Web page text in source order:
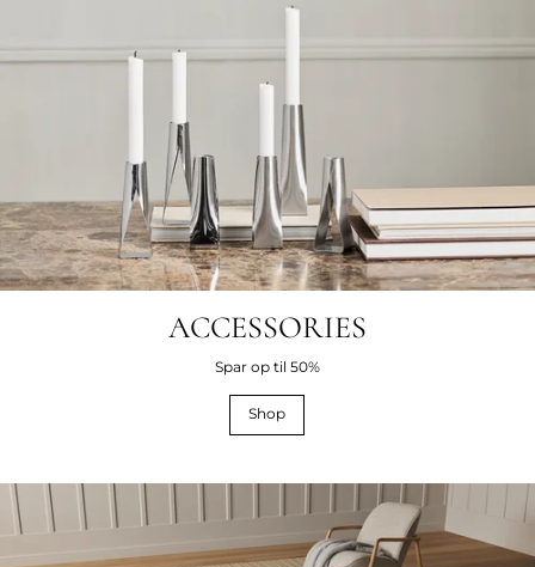
ACCESSORIES
Spar op til 50%
Shop